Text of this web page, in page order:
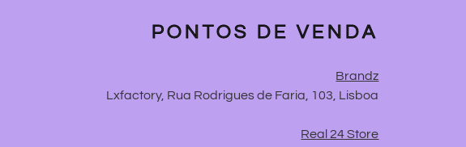
PONTOS DE VENDA
Brandz
Lxfactory, Rua Rodrigues de Faria, 103, Lisboa
Real 24 Store